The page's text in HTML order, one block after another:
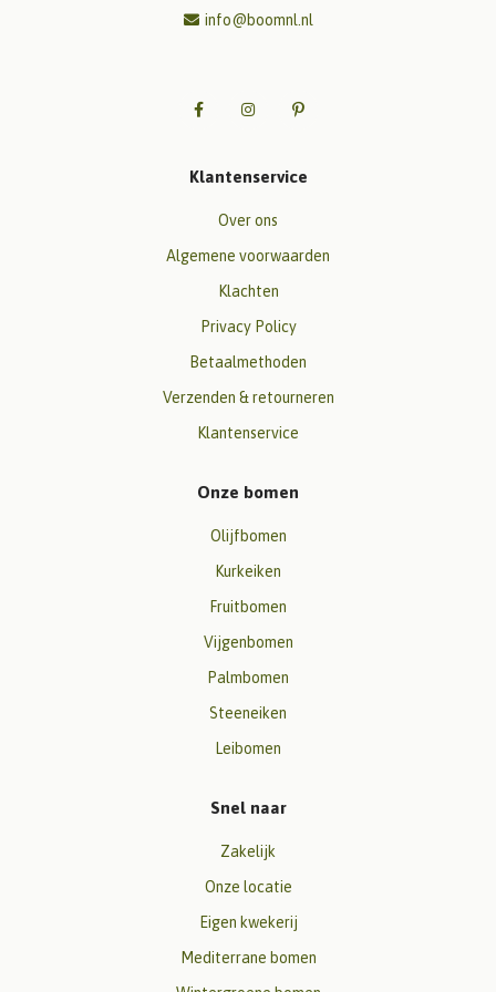
info@boomnl.nl
Klantenservice
Over ons
Algemene voorwaarden
Klachten
Privacy Policy
Betaalmethoden
Verzenden & retourneren
Klantenservice
Onze bomen
Olijfbomen
Kurkeiken
Fruitbomen
Vijgenbomen
Palmbomen
Steeneiken
Leibomen
Snel naar
Zakelijk
Onze locatie
Eigen kwekerij
Mediterrane bomen